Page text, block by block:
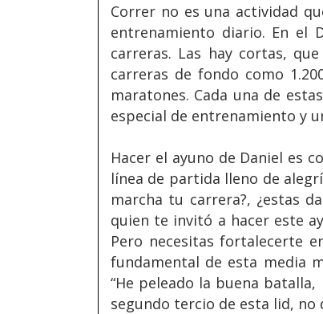
Correr no es una actividad
entrenamiento diario. En el
carreras. Las hay cortas,
carreras de fondo como
maratones. Cada una de
especial de entrenamiento y
Hacer el ayuno de Daniel es
línea de partida lleno de
marcha tu carrera?, ¿estas
quien te invitó a hacer este
Pero necesitas fortalecerte
fundamental de esta media
“He peleado la buena
segundo tercio de esta lid, no